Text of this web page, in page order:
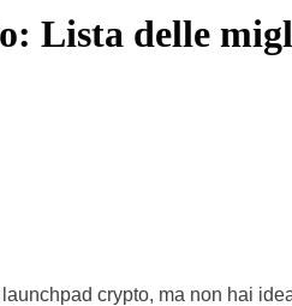
Lista delle
crypto, ma non hai